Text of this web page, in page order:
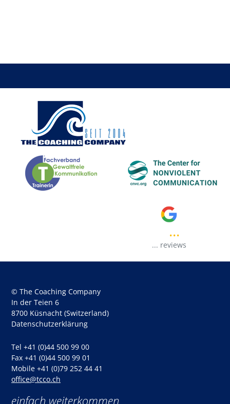
...
... reviews
© The Coaching Company
In der Teien 6
8700 Küsnacht (Switzerland)
Datenschutzerklärung
Tel +41 (0)44 500 99 00
Fax +41 (0)44 500 99 01
Mobile +41 (0)79 252 44 41
office@tcco.ch